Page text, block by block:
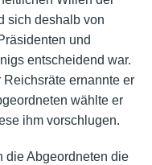
sich deshalb von
und
entscheidend war.
ernannte er
wählte er
ihm vorschlugen.
die Abgeordneten die